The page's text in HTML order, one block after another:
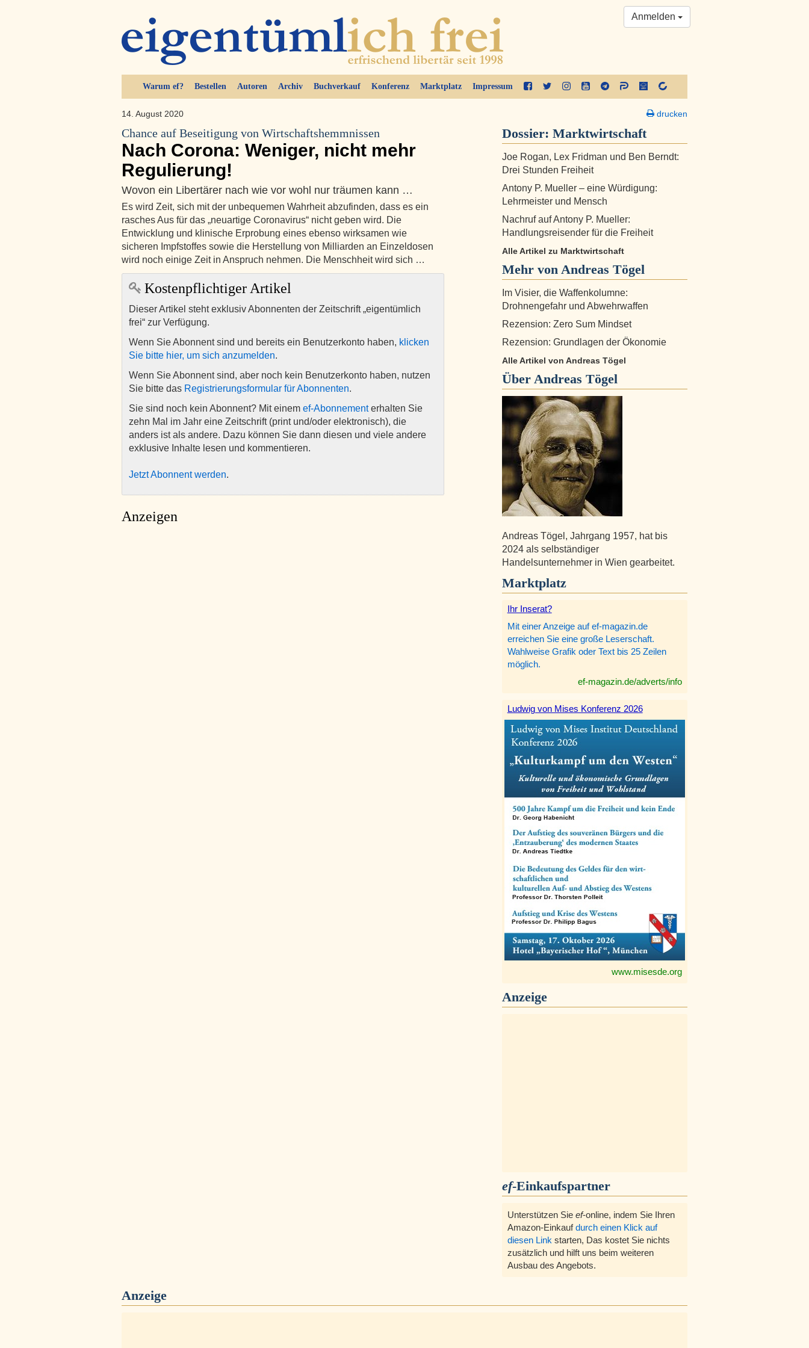
Warum ef? Bestellen Autoren Archiv Buchverkauf Konferenz Marktplatz Impressum
Anmelden
14. August 2020
Chance auf Beseitigung von Wirtschaftshemmnissen
Nach Corona: Weniger, nicht mehr
Regulierung!
Wovon ein Libertärer nach wie vor wohl nur träumen kann …
Es wird Zeit, sich mit der unbequemen Wahrheit abzufinden, dass es ein
rasches Aus für das „neuartige Coronavirus“ nicht geben wird. Die
Entwicklung und klinische Erprobung eines ebenso wirksamen wie
sicheren Impfstoffes sowie die Herstellung von Milliarden an Einzeldosen
wird noch einige Zeit in Anspruch nehmen. Die Menschheit wird sich …
Kostenpflichtiger Artikel
Dieser Artikel steht exklusiv Abonnenten der Zeitschrift „eigentümlich
frei“ zur Verfügung.
Wenn Sie Abonnent sind und bereits ein Benutzerkonto haben, klicken
Sie bitte hier, um sich anzumelden.
Wenn Sie Abonnent sind, aber noch kein Benutzerkonto haben, nutzen
Sie bitte das Registrierungsformular für Abonnenten.
Sie sind noch kein Abonnent? Mit einem ef-Abonnementerhalten Sie
zehn Mal im Jahr eine Zeitschrift (print und/oder elektronisch), die
anders ist als andere. Dazu können Sie dann diesen und viele andere
exklusive Inhalte lesen und kommentieren.
Jetzt Abonnent werden.
Anzeigen
drucken
Dossier: Marktwirtschaft
Joe Rogan, Lex Fridman und Ben Berndt:
Drei Stunden Freiheit
Antony P. Mueller – eine Würdigung:
Lehrmeister und Mensch
Nachruf auf Antony P. Mueller:
Handlungsreisender für die Freiheit
Alle Artikel zu Marktwirtschaft
Mehr von Andreas Tögel
Im Visier, die Waffenkolumne:
Drohnengefahr und Abwehrwaffen
Rezension: Zero Sum Mindset
Rezension: Grundlagen der Ökonomie
Alle Artikel von Andreas Tögel
Über Andreas Tögel
Andreas Tögel, Jahrgang 1957, hat bis
2024 als selbständiger
Handelsunternehmer in Wien gearbeitet.
Marktplatz
Ihr Inserat?
Mit einer Anzeige auf ef-magazin.de
erreichen Sie eine große Leserschaft.
Wahlweise Grafik oder Text bis 25 Zeilen
möglich.
ef-magazin.de/adverts/info
Ludwig von Mises Konferenz 2026
www.misesde.org
Anzeige
ef-Einkaufspartner
Unterstützen Sie ef-online, indem Sie Ihren
Amazon-Einkaufdurch einen Klick auf
diesen Link starten, Das kostet Sie nichts
zusätzlich und hilft uns beim weiteren
Ausbau des Angebots.
Anzeige